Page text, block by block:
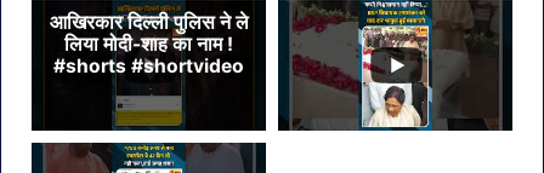
आखिरकार दिल्ली पुलिस ने ले
लिया मोदी-शाह का नाम !
#shorts #shortvideo